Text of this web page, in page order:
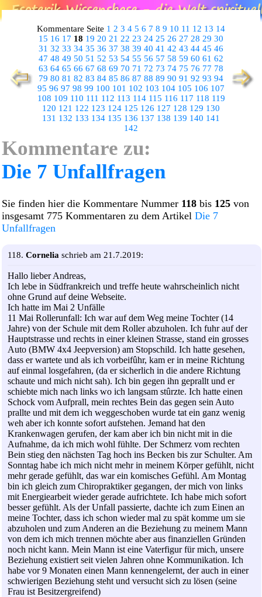
Kommentare Seite 1 2 3 4 5 6 7 8 9 10 11 12 13 14
15 16 17 18 19 20 21 22 23 24 25 26 27 28 29 30
31 32 33 34 35 36 37 38 39 40 41 42 43 44 45 46
47 48 49 50 51 52 53 54 55 56 57 58 59 60 61 62
63 64 65 66 67 68 69 70 71 72 73 74 75 76 77 78
79 80 81 82 83 84 85 86 87 88 89 90 91 92 93 94
95 96 97 98 99 100 101 102 103 104 105 106 107
108 109 110 111 112 113 114 115 116 117 118 119
120 121 122 123 124 125 126 127 128 129 130
131 132 133 134 135 136 137 138 139 140 141
142
Kommentare zu:
Die 7 Unfallfragen
Sie finden hier die Kommentare Nummer 118 bis 125 von
insgesamt 775 Kommentaren zu dem Artikel Die 7
Unfallfragen
118. Cornelia schrieb am 21.7.2019:
Hallo lieber Andreas,
Ich lebe in Südfrankreich und treffe heute wahrscheinlich nicht
ohne Grund auf deine Webseite.
Ich hatte im Mai 2 Unfälle
11 Mai Rollerunfall: Ich war auf dem Weg meine Tochter (14
Jahre) von der Schule mit dem Roller abzuholen. Ich fuhr auf der
Hauptstrasse und rechts in einer kleinen Strasse, stand ein grosses
Auto (BMW 4x4 Jeepversion) am Stopschild. Ich hatte gesehen,
dass er wartete und als ich vorbeifûhr, kam er in meine Richtung
auf einmal losgefahren, (da er sicherlich in die andere Richtung
schaute und mich nicht sah). Ich bin gegen ihn geprallt und er
schiebte mich nach links wo ich langsam stûrzte. Ich hatte einen
Schock vom Aufprall, mein rechtes Bein das gegen sein Auto
prallte und mit dem ich weggeschoben wurde tat ein ganz wenig
weh aber ich konnte sofort aufstehen. Jemand hat den
Krankenwagen gerufen, der kam aber ich bin nicht mit in die
Aufnahme, da ich mich wohl fühlte. Der Schmerz vom rechten
Bein stieg den nächsten Tag hoch ins Becken bis zur Schulter. Am
Sonntag habe ich mich nicht mehr in meinem Körper gefühlt, nicht
mehr gerade gefühlt, das war ein komisches Gefühl. Am Montag
bin ich gleich zum Chiropraktiker gegangen, der mich von links
mit Energiearbeit wieder gerade aufrichtete. Ich habe mich sofort
besser gefühlt. Als der Unfall passierte, dachte ich zum Einen an
meine Tochter, dass ich schon wieder mal zu spät komme um sie
abzuholen und zum Anderen an die Beziehung zu meinem Mann
von dem ich mich trennen möchte aber aus finanziellen Gründen
noch nicht kann. Mein Mann ist eine Vaterfigur für mich, unsere
Beziehung existiert seit vielen Jahren ohne Kommunikation. Ich
habe vor 9 Monaten einen Mann kennengelernt, der auch in einer
schwierigen Beziehung steht und versucht sich zu lösen (seine
Frau ist Besitzergreifend)